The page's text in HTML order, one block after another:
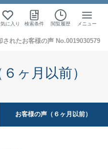
に入り 検索条件 閲覧履歴 メニュー
れたお客様の声 No.0019030579
ヶ月以前）
お客様の声（６ヶ月以前）